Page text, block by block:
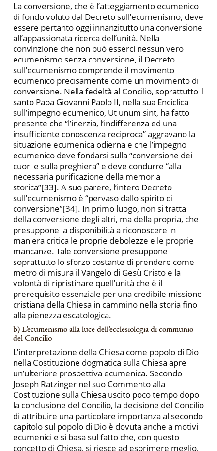
La conversione, che è l’atteggiamento ecumenico
di fondo voluto dal Decreto sull’ecumenismo, deve
essere pertanto oggi innanzitutto una conversione
all’appassionata ricerca dell’unità. Nella
convinzione che non può esserci nessun vero
ecumenismo senza conversione, il Decreto
sull’ecumenismo comprende il movimento
ecumenico precisamente come un movimento di
conversione. Nella fedeltà al Concilio, soprattutto il
santo Papa Giovanni Paolo II, nella sua Enciclica
sull’impegno ecumenico, Ut unum sint, ha fatto
presente che “l’inerzia, l’indifferenza ed una
insufficiente conoscenza reciproca” aggravano la
situazione ecumenica odierna e che l’impegno
ecumenico deve fondarsi sulla “conversione dei
cuori e sulla preghiera” e deve condurre “alla
necessaria purificazione della memoria
storica”[33]. A suo parere, l’intero Decreto
sull’ecumenismo è “pervaso dallo spirito di
conversione”[34]. In primo luogo, non si tratta
della conversione degli altri, ma della propria, che
presuppone la disponibilità a riconoscere in
maniera critica le proprie debolezze e le proprie
mancanze. Tale conversione presuppone
soprattutto lo sforzo costante di prendere come
metro di misura il Vangelo di Gesù Cristo e la
volontà di ripristinare quell’unità che è il
prerequisito essenziale per una credibile missione
cristiana della Chiesa in cammino nella storia fino
alla pienezza escatologica.
b) L’ecumenismo alla luce dell’ecclesiologia di communio
del Concilio
L’interpretazione della Chiesa come popolo di Dio
nella Costituzione dogmatica sulla Chiesa apre
un’ulteriore prospettiva ecumenica. Secondo
Joseph Ratzinger nel suo Commento alla
Costituzione sulla Chiesa uscito poco tempo dopo
la conclusione del Concilio, la decisione del Concilio
di attribuire una particolare importanza al secondo
capitolo sul popolo di Dio è dovuta anche a motivi
ecumenici e si basa sul fatto che, con questo
concetto di Chiesa, si riesce ad esprimere meglio,